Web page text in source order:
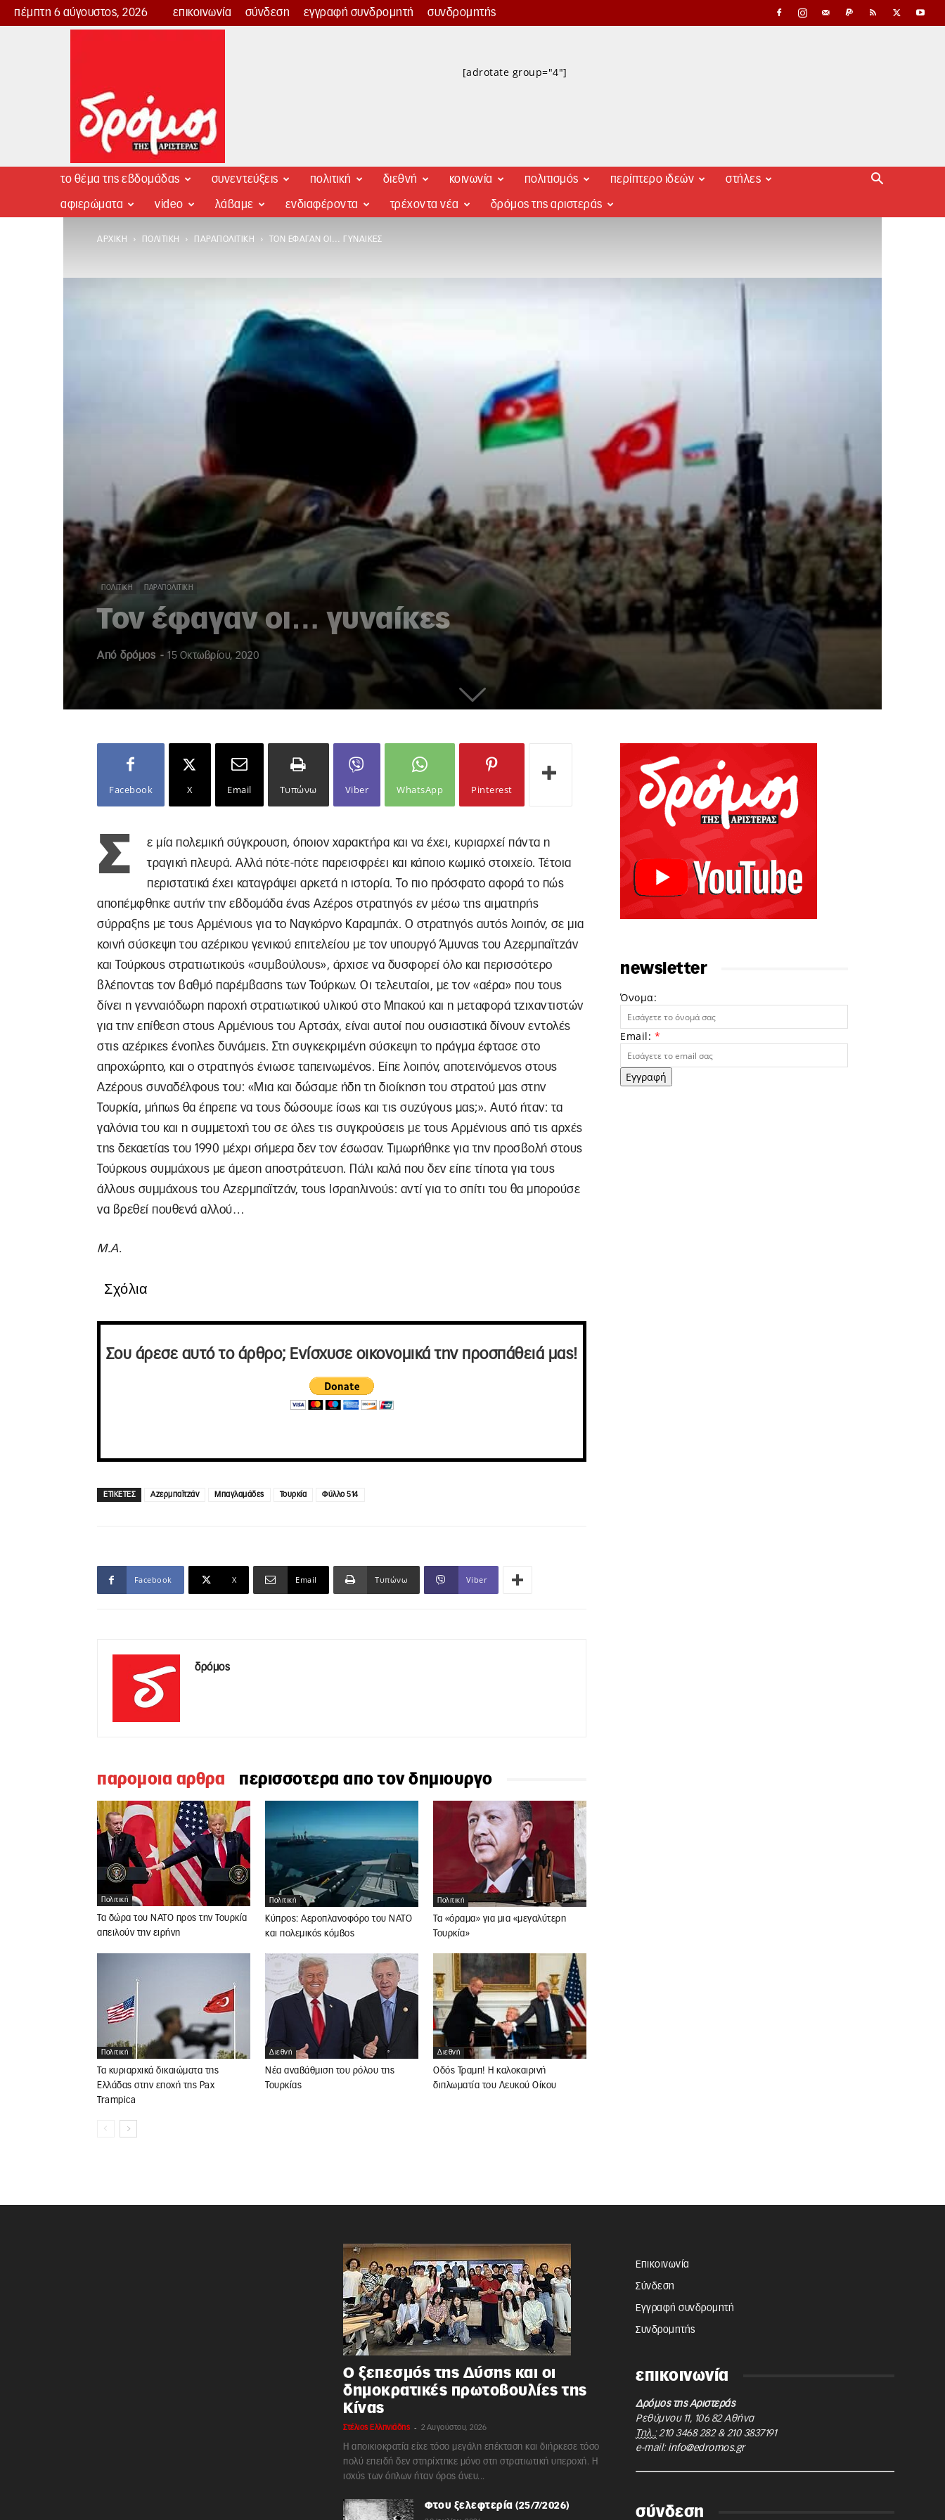
πέμπτη 6 αύγουστος, 2026 επικοινωνία σύνδεση εγγραφή συνδρομητή συνδρομητής
Δρόμος
[adrotate group="4"]
το θέμα της εβδομάδας συνεντεύξεις πολιτική διεθνή κοινωνία πολιτισμός περίπτερο ιδεών στήλες
αφιερώματα video λάβαμε ενδιαφέροντα τρέχοντα νέα δρόμος της αριστεράς
ΑΡΧΙΚΉ ΠΟΛΙΤΙΚΉ ΠΑΡΑΠΟΛΙΤΙΚΉ ΤΟΝ ΈΦΑΓΑΝ ΟΙ… ΓΥΝΑΊΚΕΣ
ΠΟΛΙΤΙΚΉ ΠΑΡΑΠΟΛΙΤΙΚΉ
Τον έφαγαν οι… γυναίκες
Από δρόμος - 15 Οκτωβρίου, 2020
Facebook X Email Τυπώνω Viber WhatsApp Pinterest
Σ
ε μία πολεμική σύγκρουση, όποιον χαρακτήρα και να έχει, κυριαρχεί πάντα η
τραγική πλευρά. Αλλά πότε-πότε παρεισφρέει και κάποιο κωμικό στοιχείο. Τέτοια
περιστατικά έχει καταγράψει αρκετά η ιστορία. Το πιο πρόσφατο αφορά το πώς
αποπέμφθηκε αυτήν την εβδομάδα ένας Αζέρος στρατηγός εν μέσω της αιματηρής
σύρραξης με τους Αρμένιους για το Ναγκόρνο Καραμπάχ. Ο στρατηγός αυτός λοιπόν, σε μια
κοινή σύσκεψη του αζέρικου γενικού επιτελείου με τον υπουργό Άμυνας του Αζερμπαϊτζάν
και Τούρκους στρατιωτικούς «συμβούλους», άρχισε να δυσφορεί όλο και περισσότερο
βλέποντας τον βαθμό παρέμβασης των Τούρκων. Οι τελευταίοι, με τον «αέρα» που τους
δίνει η γενναιόδωρη παροχή στρατιωτικού υλικού στο Μπακού και η μεταφορά τζιχαντιστών
για την επίθεση στους Αρμένιους του Αρτσάχ, είναι αυτοί που ουσιαστικά δίνουν εντολές
στις αζέρικες ένοπλες δυνάμεις. Στη συγκεκριμένη σύσκεψη το πράγμα έφτασε στο
απροχώρητο, και ο στρατηγός ένιωσε ταπεινωμένος. Είπε λοιπόν, αποτεινόμενος στους
Αζέρους συναδέλφους του: «Μια και δώσαμε ήδη τη διοίκηση του στρατού μας στην
Τουρκία, μήπως θα έπρεπε να τους δώσουμε ίσως και τις συζύγους μας;». Αυτό ήταν: τα
γαλόνια του και η συμμετοχή του σε όλες τις συγκρούσεις με τους Αρμένιους από τις αρχές
της δεκαετίας του 1990 μέχρι σήμερα δεν τον έσωσαν. Τιμωρήθηκε για την προσβολή στους
Τούρκους συμμάχους με άμεση αποστράτευση. Πάλι καλά που δεν είπε τίποτα για τους
άλλους συμμάχους του Αζερμπαϊτζάν, τους Ισραηλινούς: αντί για το σπίτι του θα μπορούσε
να βρεθεί πουθενά αλλού…
Μ.Α.
Σχόλια
Σου άρεσε αυτό το άρθρο; Ενίσχυσε οικονομικά την προσπάθειά μας!
ΕΤΙΚΕΤΕΣ Αζερμπαϊτζάν Μπαγλαμάδες Τουρκία Φύλλο 514
Facebook X Email Τυπώνω Viber
δρόμος
παρομοια αρθρα περισσοτερα απο τον δημιουργο
Πολιτική
Τα δώρα του ΝΑΤΟ προς την Τουρκία
απειλούν την ειρήνη
Πολιτική
Κύπρος: Αεροπλανοφόρο του ΝΑΤΟ
και πολεμικός κόμβος
Πολιτική
Τα «όραμα» για μια «μεγαλύτερη
Τουρκία»
Πολιτική
Τα κυριαρχικά δικαιώματα της
Ελλάδας στην εποχή της Pax
Trampica
Διεθνή
Νέα αναβάθμιση του ρόλου της
Τουρκίας
Διεθνή
Οδός Τραμπ! Η καλοκαιρινή
διπλωματία του Λευκού Οίκου
newsletter
Όνομα:
Email: *
Εγγραφή
Ο ξεπεσμός της Δύσης και οι
δημοκρατικές πρωτοβουλίες της
Κίνας
Στέλιος Ελληνιάδης - 2 Αυγούστου, 2026
Η αποικιοκρατία είχε τόσο μεγάλη επέκταση και διήρκεσε τόσο
πολύ επειδή δεν στηρίχτηκε μόνο στη στρατιωτική υπεροχή. Η
ισχύς των όπλων ήταν όρος άνευ...
Φτου ξελεφτερία (25/7/2026)
Επικοινωνία
Σύνδεση
Εγγραφή συνδρομητή
Συνδρομητής
επικοινωνία
Δρόμος της Αριστεράς
Ρεθύμνου 11, 106 82 Αθήνα
Τηλ.: 210 3468 282& 210 3837191
e-mail: info@edromos.gr
σύνδεση